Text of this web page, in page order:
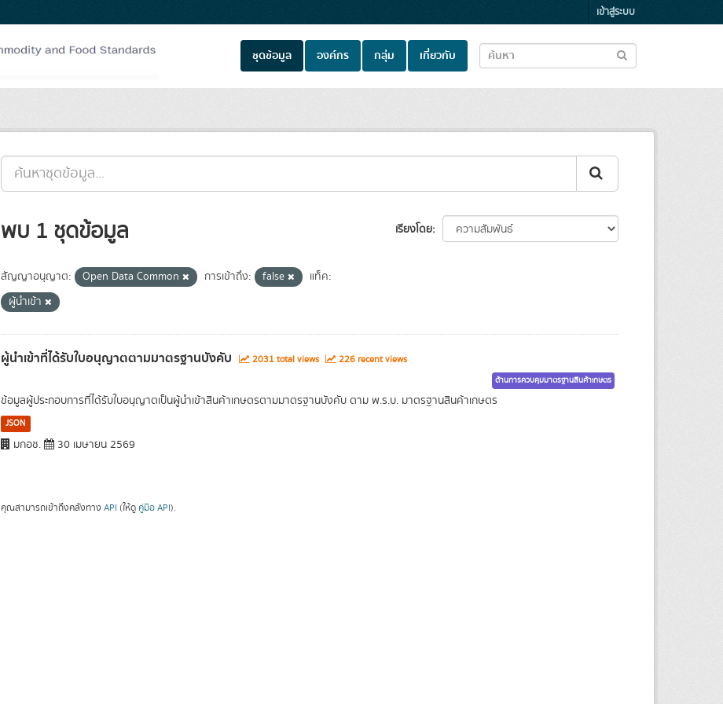
เข้าสู่ระบบ
ชุดข้อมูล องค์กร กลุ่ม เกี่ยวกับ
เรียงโดย
พบ 1 ชุดข้อมูล
สัญญาอนุญาต: Open Data Common การเข้าถึง: false
แท็ค:
ผู้นำเข้า
ผู้นำเข้าที่ได้รับใบอนุญาตตามมาตรฐานบังคับ 2031 total views 226 recent views
ด้านการควบคุมมาตรฐานสินค้าเกษตร
ข้อมูลผู้ประกอบการที่ได้รับใบอนุญาตเป็นผู้นำเข้าสินค้าเกษตรตามมาตรฐานบังคับ ตาม พ.ร.บ. มาตรฐานสินค้าเกษตร
JSON
มกอช. 30 เมษายน 2569
คุณสามารถเข้าถึงคลังทาง API (ให้ดู คู่มือ API).